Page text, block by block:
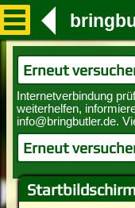
Startbildschirm
Erneut
Erneut